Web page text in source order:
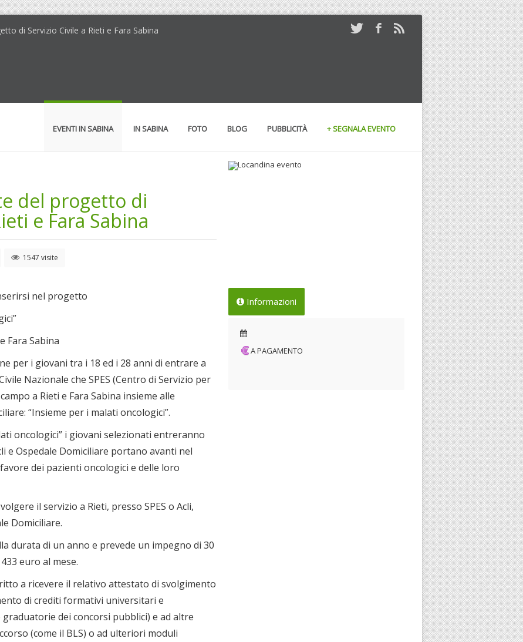
di Servizio Civile a Rieti e Fara Sabina
EVENTI IN SABINA IN SABINA FOTO BLOG PUBBLICITÀ + SEGNALA EVENTO
del progetto di
e Fara Sabina
1547 visite
nel progetto
Fara Sabina
per i giovani tra i 18 ed i 28 anni di entrare a
Nazionale che SPES (Centro di Servizio per
a Rieti e Fara Sabina insieme alle
“Insieme per i malati oncologici”.
oncologici” i giovani selezionati entreranno
e Ospedale Domiciliare portano avanti nel
dei pazienti oncologici e delle loro
il servizio a Rieti, presso SPES o Acli,
Domiciliare.
durata di un anno e prevede un impegno di 30
euro al mese.
a ricevere il relativo attestato di svolgimento
di crediti formativi universitari e
dei concorsi pubblici) e ad altre
(come il BLS) o ad ulteriori moduli
Informazioni
A PAGAMENTO